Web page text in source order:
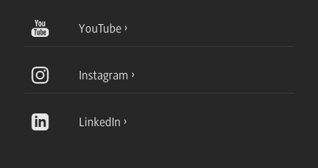
YouTube
Instagram
LinkedIn